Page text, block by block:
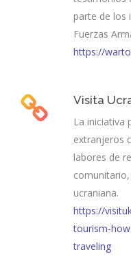
parte de los
Fuerzas
https://
Visita
La iniciativa
extranjeros
labores de
ucraniana.
https://
tourism-
traveling